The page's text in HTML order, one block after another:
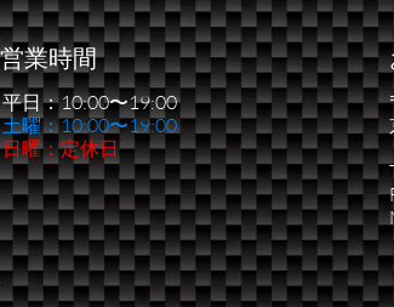
営業時間
平日：10:00〜19:00
​土曜：10:00〜19:00
日曜：定休日